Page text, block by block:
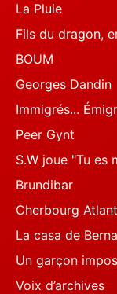
La Pluie
Fils du dragon,
BOUM
Georges Dandin
Immigrés...
Peer Gynt
S.W joue "Tu es
Brundibar
Cherbourg
La casa de
Un garçon
Voix d’archives